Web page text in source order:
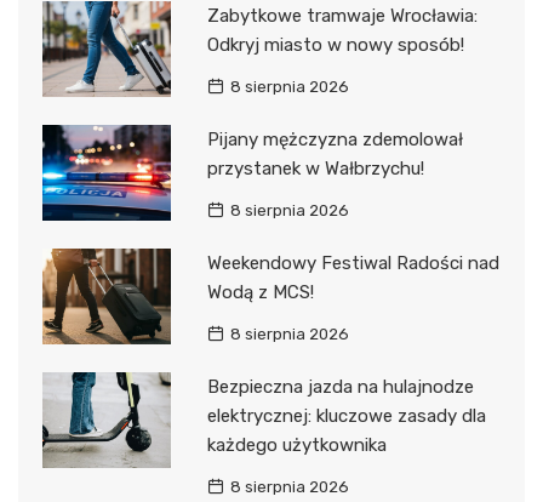
Zabytkowe tramwaje Wrocławia:
Odkryj miasto w nowy sposób!
8 sierpnia 2026
Pijany mężczyzna zdemolował
przystanek w Wałbrzychu!
8 sierpnia 2026
Weekendowy Festiwal Radości nad
Wodą z MCS!
8 sierpnia 2026
Bezpieczna jazda na hulajnodze
elektrycznej: kluczowe zasady dla
każdego użytkownika
8 sierpnia 2026